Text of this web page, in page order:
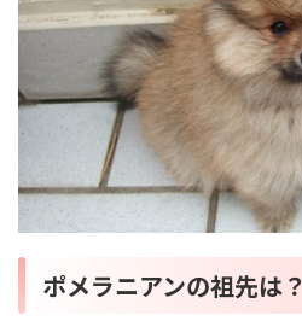
ポメラニアンの祖先は？